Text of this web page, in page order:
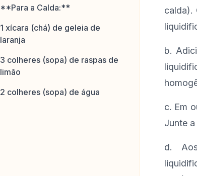
**Para a Calda:**
1 xícara (chá) de geleia de
laranja
3 colheres (sopa) de raspas de
limão
2 colheres (sopa) de água
calda).
b.
c. Em
Junte
d.